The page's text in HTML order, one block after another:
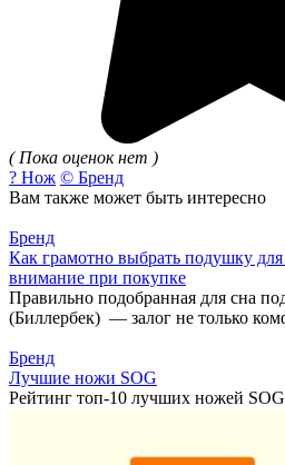
( Пока оценок нет )
? Нож © Бренд
Вам также может быть интересно
Бренд
Как грамотно выбрать подушку для
внимание при покупке
Правильно подобранная для сна
(Биллербек) — залог не только
Бренд
Лучшие ножи SOG
Рейтинг топ-10 лучших ножей